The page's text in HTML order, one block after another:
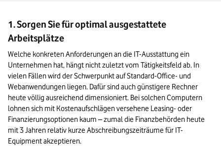
1. Sorgen Sie für optimal ausgestattete
Arbeitsplätze
Welche konkreten Anforderungen an die IT-Ausstattung ein
Unternehmen hat, hängt nicht zuletzt vom Tätigkeitsfeld ab. In
vielen Fällen wird der Schwerpunkt auf Standard-Office- und
Webanwendungen liegen. Dafür sind auch günstigere Rechner
heute völlig ausreichend dimensioniert. Bei solchen Computern
lohnen sich mit Kostenaufschlägen versehene Leasing- oder
Finanzierungsoptionen kaum – zumal die Finanzbehörden heute
mit 3 Jahren relativ kurze Abschreibungszeiträume für IT-
Equipment akzeptieren.